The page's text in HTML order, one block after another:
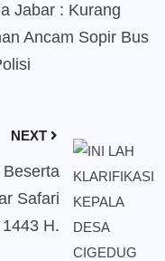
Jabar : Kurang
Ancam Sopir Bus
NEXT
Safari
H.